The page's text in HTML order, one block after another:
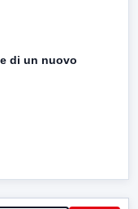
di un nuovo